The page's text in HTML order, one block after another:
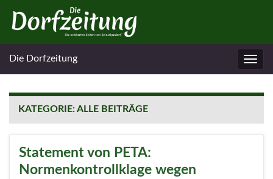
Die Dorfzeitung
KATEGORIE:ALLE BEITRÄGE
Statement von PETA:
Normenkontrollklage wegen